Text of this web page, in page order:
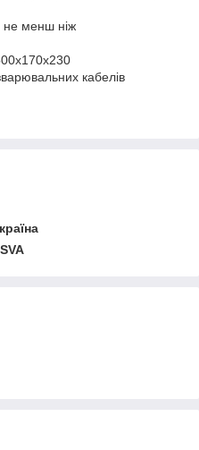
не менш ніж
кабелів